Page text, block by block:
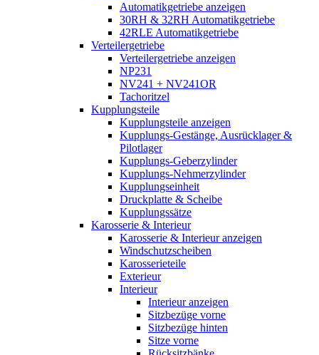
Automatikgetriebe anzeigen
30RH & 32RH Automatikgetriebe
42RLE Automatikgetriebe
Verteilergetriebe
Verteilergetriebe anzeigen
NP231
NV241 + NV241OR
Tachoritzel
Kupplungsteile
Kupplungsteile anzeigen
Kupplungs-Gestänge, Ausrücklager &
Pilotlager
Kupplungs-Geberzylinder
Kupplungs-Nehmerzylinder
Kupplungseinheit
Druckplatte & Scheibe
Kupplungssätze
Karosserie & Interieur
Karosserie & Interieur anzeigen
Windschutzscheiben
Karosserieteile
Exterieur
Interieur
Interieur anzeigen
Sitzbezüge vorne
Sitzbezüge hinten
Sitze vorne